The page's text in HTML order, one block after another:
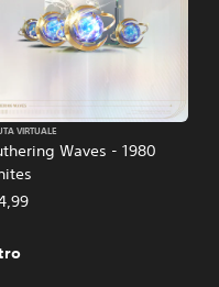
Waves - 1980
VIRTUALE